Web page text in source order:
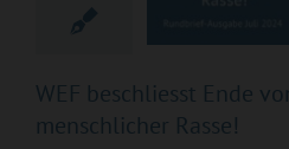
WEF beschliesst Ende
menschlicher Rasse!